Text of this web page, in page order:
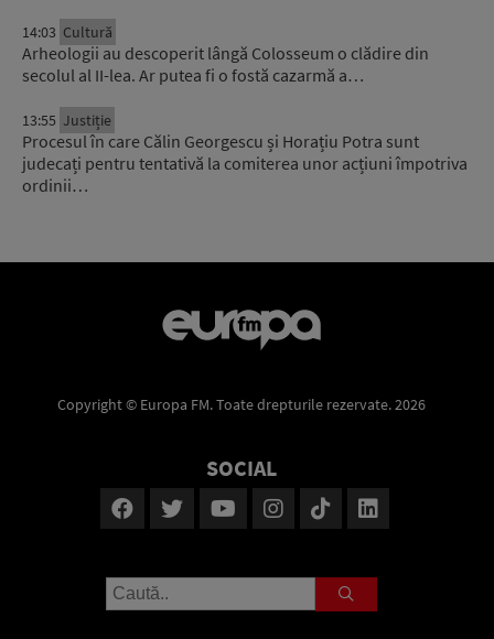
14:03 Cultură
Arheologii au descoperit lângă Colosseum o clădire din
secolul al II-lea. Ar putea fi o fostă cazarmă a…
13:55 Justiție
Procesul în care Călin Georgescu și Horațiu Potra sunt
judecați pentru tentativă la comiterea unor acțiuni împotriva
ordinii…
Copyright © Europa FM. Toate drepturile rezervate. 2026
SOCIAL